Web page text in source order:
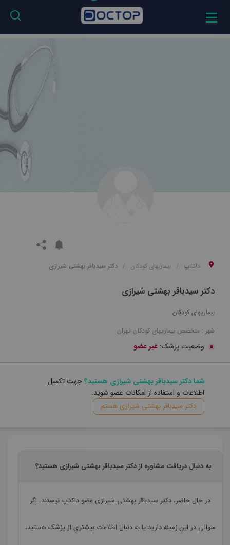
داکتاپ بیماریهای کودکان دکتر سیدباقر بهشتی شیرازی
دکتر سیدباقر بهشتی شیرازی
بیماریهای کودکان
شهر : متخصص بیماریهای کودکان تهران
وضعیت پزشک: غیر عضو
شما دکتر سیدباقر بهشتی شیرازی هستید؟جهت تکمیل
اطلاعات و استفاده از امکانات عضو شوید.
دکتر سیدباقر بهشتی شیرازی هستم
به دنبال دریافت مشاوره از دکتر سیدباقر بهشتی شیرازی هستید؟
در حال حاضر، دکتر سیدباقر بهشتی شیرازیعضو داکتاپ نیستند. اگر
سوالی در این زمینه دارید یا به دنبال اطلاعات بیشتری از پزشک هستید،